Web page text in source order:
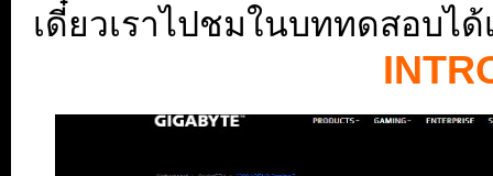
เดี๋ยวเราไปชมในบททดสอบได้